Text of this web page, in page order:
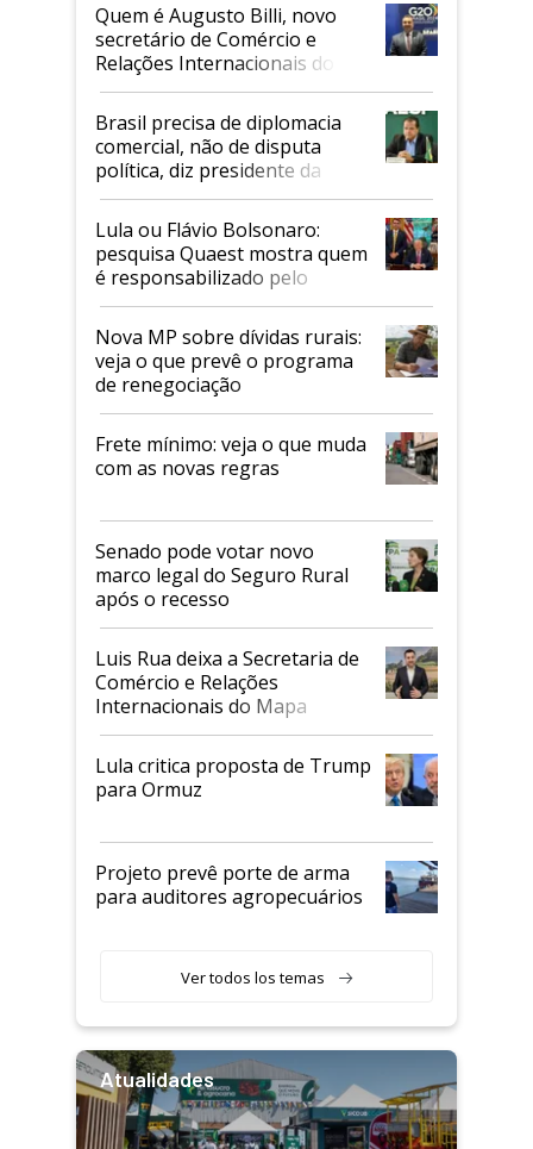
Quem é Augusto Billi, novo
secretário de Comércio e
Relações Internacionais do
Mapa
Brasil precisa de diplomacia
comercial, não de disputa
política, diz presidente da
Faesp
Lula ou Flávio Bolsonaro:
pesquisa Quaest mostra quem
é responsabilizado pelo
tarifaço dos EUA
Nova MP sobre dívidas rurais:
veja o que prevê o programa
de renegociação
Frete mínimo: veja o que muda
com as novas regras
Senado pode votar novo
marco legal do Seguro Rural
após o recesso
Luis Rua deixa a Secretaria de
Comércio e Relações
Internacionais do Mapa
Lula critica proposta de Trump
para Ormuz
Projeto prevê porte de arma
para auditores agropecuários
Ver todos los temas
Atualidades